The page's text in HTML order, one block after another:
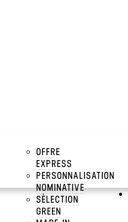
OFFRE
EXPRESS
PERSONNALISATION
NOMINATIVE
SÉLECTION
GREEN